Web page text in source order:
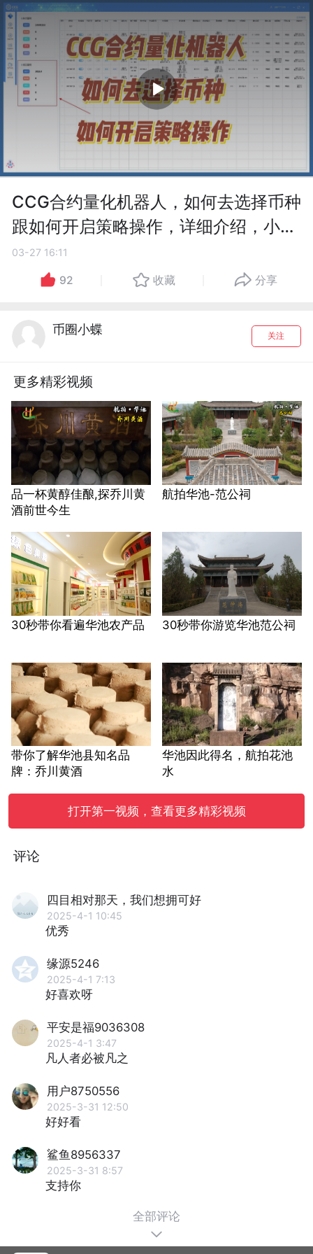
CCG合约量化机器人，如何去选择币种
跟如何开启策略操作，详细介绍，小白
必看
03-27 16:11
92 收藏 分享
币圈小蝶 关注
更多精彩视频
品一杯黄醇佳酿,探乔川黄
酒前世今生
航拍华池-范公祠
30秒带你看遍华池农产品 30秒带你游览华池范公祠
带你了解华池县知名品
牌：乔川黄酒
华池因此得名，航拍花池
水
打开第一视频，查看更多精彩视频
评论
四目相对那天，我们想拥可好
2025-4-1 10:45
优秀
缘源5246
2025-4-1 7:13
好喜欢呀
平安是福9036308
2025-4-1 3:47
凡人者必被凡之
用户8750556
2025-3-31 12:50
好好看
鲨鱼8956337
2025-3-31 8:57
支持你
全部评论